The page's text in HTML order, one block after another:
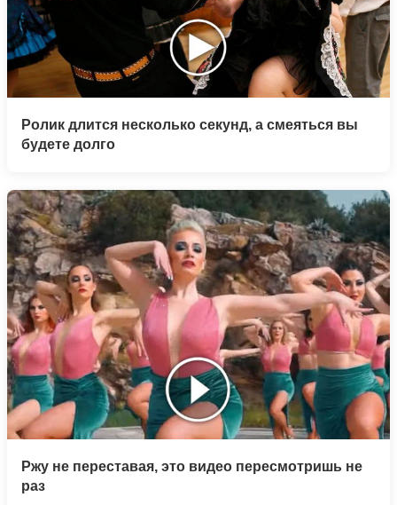
Ролик длится несколько секунд, а смеяться вы
будете долго
Ржу не переставая, это видео пересмотришь не
раз